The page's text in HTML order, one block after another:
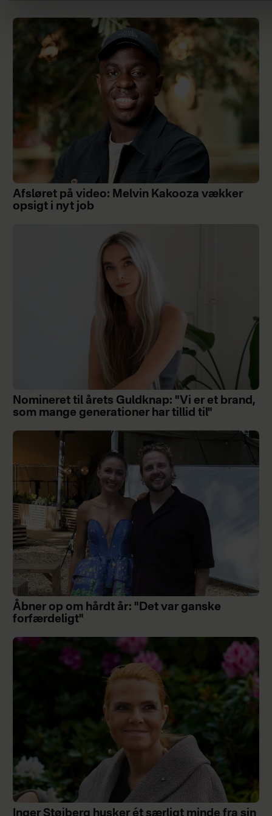
Afsløret på video: Melvin Kakooza vækker
opsigt i nyt job
Nomineret til årets Guldknap: "Vi er et brand,
som mange generationer har tillid til"
Åbner op om hårdt år: "Det var ganske
forfærdeligt"
Inger Støjberg husker ét særligt minde fra sin